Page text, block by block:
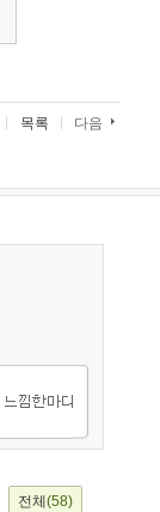
목록 다음
전체 (58)